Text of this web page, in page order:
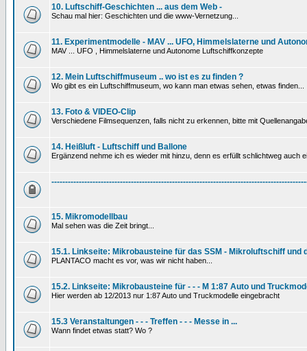
10. Luftschiff-Geschichten ... aus dem Web -
Schau mal hier: Geschichten und die www-Vernetzung...
11. Experimentmodelle - MAV ... UFO, Himmelslaterne und
MAV ... UFO , Himmelslaterne und Autonome Luftschiffkonzepte
12. Mein Luftschiffmuseum .. wo ist es zu finden ?
Wo gibt es ein Luftschiffmuseum, wo kann man etwas sehen, etwas finden...
13. Foto & VIDEO-Clip
Verschiedene Filmsequenzen, falls nicht zu erkennen, bitte mit
14. Heißluft - Luftschiff und Ballone
Ergänzend nehme ich es wieder mit hinzu, denn es erfüllt schlichtweg auch
15. Mikromodellbau
Mal sehen was die Zeit bringt...
15.1. Linkseite: Mikrobausteine für das SSM - Mikroluftschiff und
PLANTACO macht es vor, was wir nicht haben...
15.2. Linkseite: Mikrobausteine für - - - M 1:87 Auto und
Hier werden ab 12/2013 nur 1:87 Auto und Truckmodelle eingebracht
15.3 Veranstaltungen - - - Treffen - - - Messe in ...
Wann findet etwas statt? Wo ?